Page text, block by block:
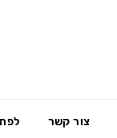
צור קשר